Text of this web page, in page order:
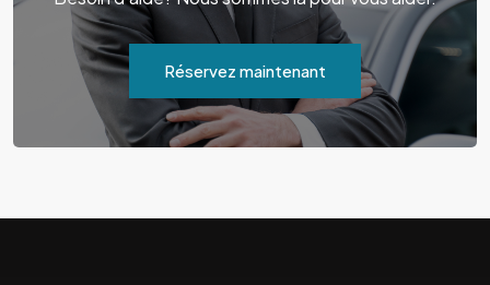
Réservez maintenant